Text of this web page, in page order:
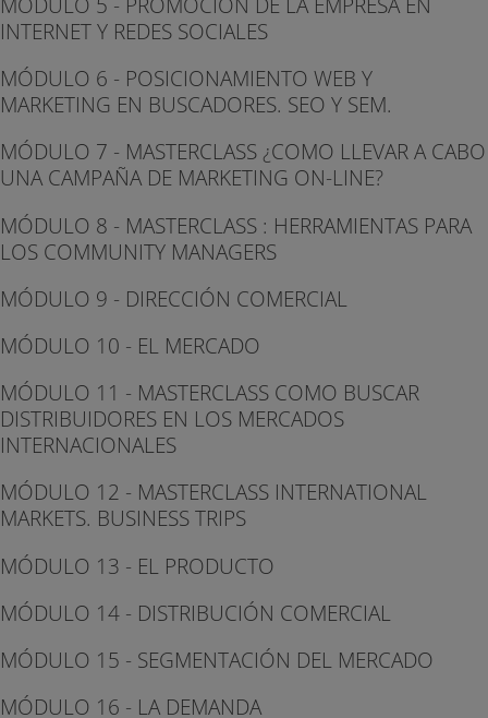
INTERNET Y REDES SOCIALES
MÓDULO 6 - POSICIONAMIENTO WEB Y
MARKETING EN BUSCADORES. SEO Y SEM.
MÓDULO 7 - MASTERCLASS ¿COMO LLEVAR A CABO
UNA CAMPAÑA DE MARKETING ON-LINE?
MÓDULO 8 - MASTERCLASS : HERRAMIENTAS PARA
LOS COMMUNITY MANAGERS
MÓDULO 9 - DIRECCIÓN COMERCIAL
MÓDULO 10 - EL MERCADO
MÓDULO 11 - MASTERCLASS COMO BUSCAR
DISTRIBUIDORES EN LOS MERCADOS
INTERNACIONALES
MÓDULO 12 - MASTERCLASS INTERNATIONAL
MARKETS. BUSINESS TRIPS
MÓDULO 13 - EL PRODUCTO
MÓDULO 14 - DISTRIBUCIÓN COMERCIAL
MÓDULO 15 - SEGMENTACIÓN DEL MERCADO
MÓDULO 16 - LA DEMANDA